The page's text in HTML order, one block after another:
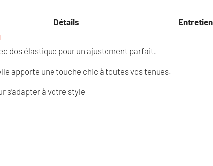
Détails Entretien
dos élastique pour un ajustement parfait.
apporte une touche chic à toutes vos tenues.
s’adapter à votre style